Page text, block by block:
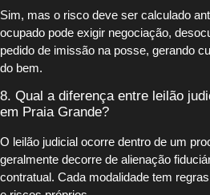
Sim, mas o risco deve ser calculado
ocupado pode exigir negociação,
pedido de imissão na posse, gerando
do bem.
8. Qual a diferença entre leilão
em Praia Grande?
O leilão judicial ocorre dentro de um
geralmente decorre de alienação
contratual. Cada modalidade tem